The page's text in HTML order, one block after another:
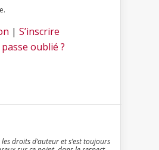
| S’inscrire
oublié ?
droits d’auteur et s’est toujours